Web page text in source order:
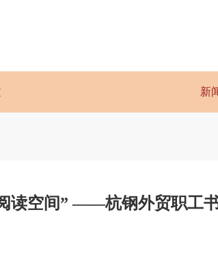
新
读空间” ——杭钢外贸职工书